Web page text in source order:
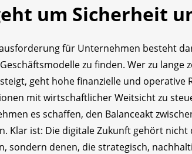
um Sicherheit
für Unternehmen besteht
zu finden. Wer zu lange
geht hohe finanzielle und operative
mit wirtschaftlicher Weitsicht zu
es schaffen, den Balanceakt
Klar ist: Die digitale Zukunft gehört
sondern denen, die strategisch,